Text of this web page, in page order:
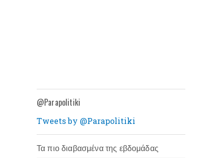
@Parapolitiki
Tweets by @Parapolitiki
Τα πιο διαβασμένα της εβδομάδας